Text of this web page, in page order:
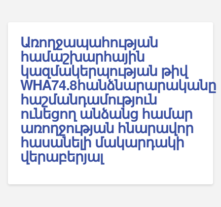
Առողջապահության
համաշխարհային
կազմակերպության թիվ
WHA74.8հանձնարարականը
հաշմանդամություն
ունեցող անձանց համար
առողջության հնարավոր
հասանելի մակարդակի
վերաբերյալ